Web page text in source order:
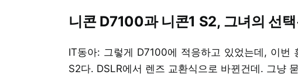
니콘 D7100과 니콘1 S2, 그녀의 선
IT동아: 그렇게 D7100에 적응하고 있었는데, 이번
S2다. DSLR에서 렌즈 교환식으로 바뀐건데. 그냥